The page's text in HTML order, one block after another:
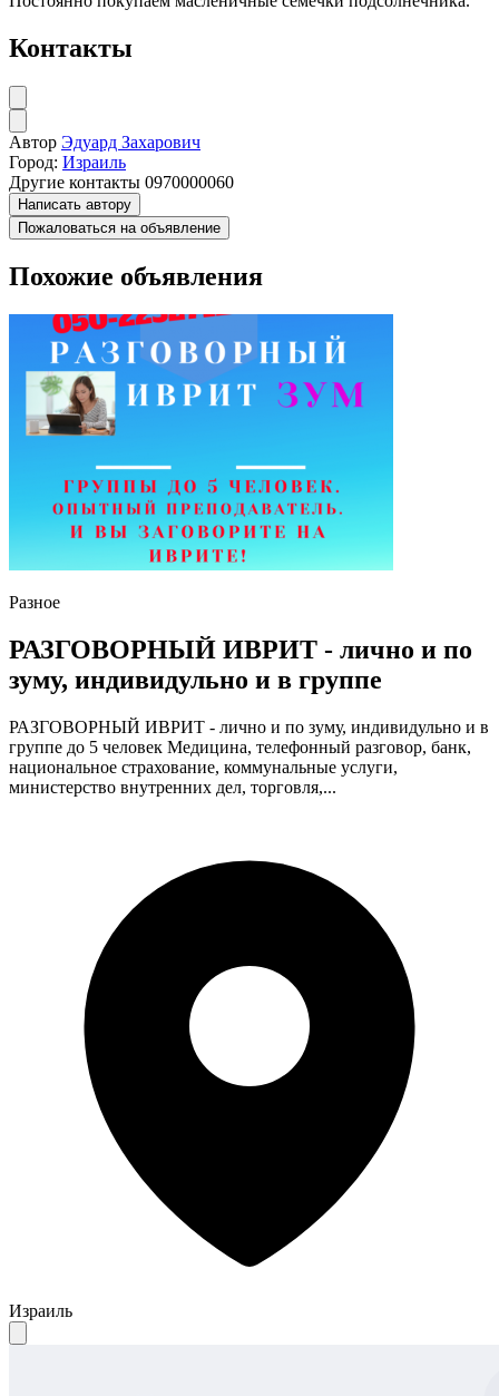
Контакты
Автор Эдуард Захарович
Город: Израиль
Другие контакты 0970000060
Написать автору
Пожаловаться на объявление
Похожие объявления
Разное
РАЗГОВОРНЫЙ ИВРИТ - лично и по
зуму, индивидульно и в группе
РАЗГОВОРНЫЙ ИВРИТ - лично и по зуму, индивидульно и в
группе до 5 человек Медицина, телефонный разговор, банк,
национальное страхование, коммунальные услуги,
министерство внутренних дел, торговля,...
Израиль